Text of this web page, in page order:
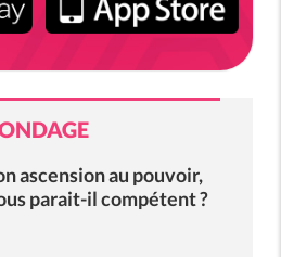
ascension au pouvoir,
parait-il compétent ?